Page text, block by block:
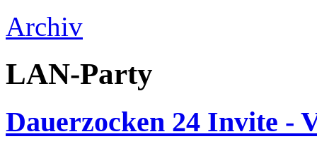
Archiv
LAN-Party
Dauerzocken 24 Invite -